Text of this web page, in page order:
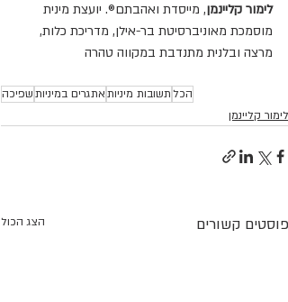
לימור קליינמן, מייסדת ואהבתם®. יועצת מינית
מוסמכת מאוניברסיטת בר-אילן, מדריכת כלות,
מרצה ובלנית מתנדבת במקווה טהרה
הכלתשובות מיניותאתגרים במיניותשפיכה
לימור קליינמן
פוסטים קשורים הצג הכול